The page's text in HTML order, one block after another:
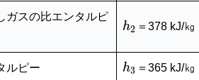
ガスの比エンタルピ
h2 ＝378 kJ/㎏
ルピー h3 ＝365 kJ/㎏